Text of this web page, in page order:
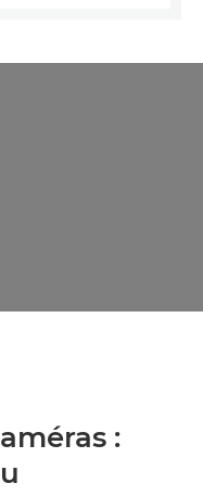
la vidéo
: